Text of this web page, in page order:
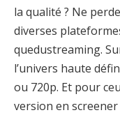
la qualité ? Ne
diverses
quedustreaming.
l’univers haute
ou 720p. Et pour
version en